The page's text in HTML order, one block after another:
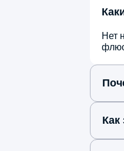
профессионально,
расшифровал понятно, дал
рекомендации по образу
знает свое дело идеально!
Нет
Как